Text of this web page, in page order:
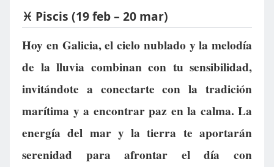
♓ Piscis (19 feb – 20 mar)
Hoy en Galicia, el cielo nublado y la melodía
de la lluvia combinan con tu sensibilidad,
invitándote a conectarte con la tradición
marítima y a encontrar paz en la calma. La
energía del mar y la tierra te aportarán
serenidad para afrontar el día con